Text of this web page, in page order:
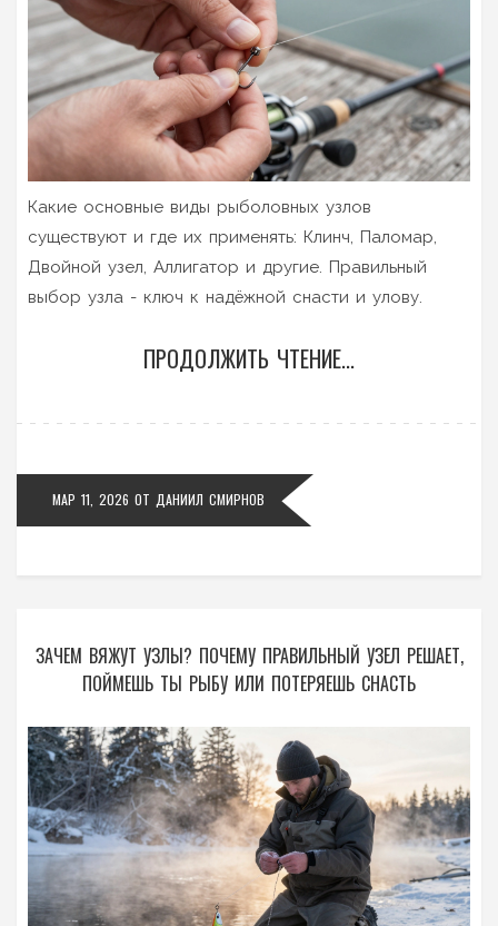
Какие основные виды рыболовных узлов
существуют и где их применять: Клинч, Паломар,
Двойной узел, Аллигатор и другие. Правильный
выбор узла - ключ к надёжной снасти и улову.
ПРОДОЛЖИТЬ ЧТЕНИЕ...
МАР 11, 2026 ОТ ДАНИИЛ СМИРНОВ
ЗАЧЕМ ВЯЖУТ УЗЛЫ? ПОЧЕМУ ПРАВИЛЬНЫЙ УЗЕЛ РЕШАЕТ,
ПОЙМЕШЬ ТЫ РЫБУ ИЛИ ПОТЕРЯЕШЬ СНАСТЬ